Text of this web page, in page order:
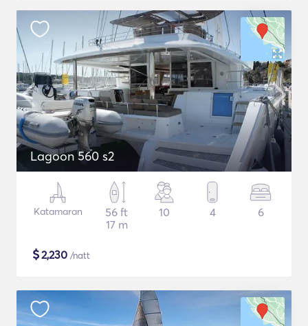
Lagoon 560 s2
Katamaran
56 ft
17 m
10 4 6
$2,230 /natt